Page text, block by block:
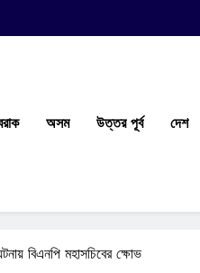
অসম উত্তর পূর্ব দেশ
বিএনপি মহাসচিবের ক্ষোভ